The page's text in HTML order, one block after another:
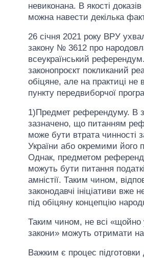
невиконана. В якості
можна навести декілька
26 січня 2021 року ВРУ
закону № 3612 про
всеукраїнський
законопроєкт покликаний
обіцяне, але на практиці не
пункту передвиборчої
1)Предмет референдуму. В
зазначено, що питанням
може бути втрата чинності
України або окремими його
Однак, предметом
можуть бути питання
амністії. Таким чином,
законодавчі ініціативи вже
під обіцяну концепцію
Таким чином, не всі «щойно
закони» можуть отримати
Важким є процес підготовки